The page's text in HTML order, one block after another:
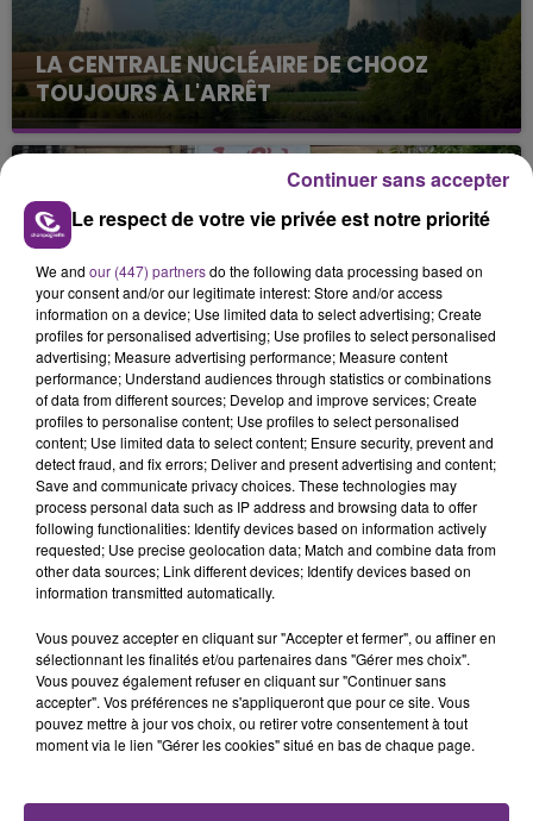
LA CENTRALE NUCLÉAIRE DE CHOOZ
TOUJOURS À L'ARRÊT
Cela fait déjà une semaine que la centrale
nucléaire ardennaise est à l'arrêt. Une situation
justifiée par la sécheresse intense qui est toujours
présente.
LE MAGASIN JOUÉCLUB DE REIMS FERME
SES PORTES
C'était l'une des institutions du centre-ville
rémois. Le magasin JouéClub est contraint de
fermer ses portes.
TITRES DIFFUSÉS
5h56
5h56 5h52
5h52
Le respect de votre vie privée est notre priorité
We and our (447) partnersdo the following data processing based on
your consent and/or our legitimate interest: Store and/or access
information on a device; Use limited data to select advertising; Create
profiles for personalised advertising; Use profiles to select personalised
advertising; Measure advertising performance; Measure content
performance; Understand audiences through statistics or combinations
of data from different sources; Develop and improve services; Create
profiles to personalise content; Use profiles to select personalised
content; Use limited data to select content; Ensure security, prevent and
detect fraud, and fix errors; Deliver and present advertising and content;
Save and communicate privacy choices. These technologies may
process personal data such as IP address and browsing data to offer
following functionalities: Identify devices based on information actively
requested; Use precise geolocation data; Match and combine data from
other data sources; Link different devices; Identify devices based on
information transmitted automatically.
Vous pouvez accepter en cliquant sur "Accepter et fermer", ou affiner en
sélectionnant les finalités et/ou partenaires dans "Gérer mes choix".
Vous pouvez également refuser en cliquant sur "Continuer sans
accepter". Vos préférences ne s'appliqueront que pour ce site. Vous
pouvez mettre à jour vos choix, ou retirer votre consentement à tout
moment via le lien "Gérer les cookies" situé en bas de chaque page.
Continuer sans accepter